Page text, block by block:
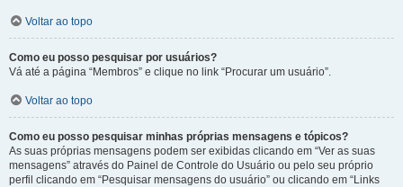
Voltar ao topo
Como eu posso pesquisar por usuários?
Vá até a página “Membros” e clique no link “Procurar um usuário”.
Voltar ao topo
Como eu posso pesquisar minhas próprias mensagens e tópicos?
As suas próprias mensagens podem ser exibidas clicando em “Ver as suas
mensagens” através do Painel de Controle do Usuário ou pelo seu próprio
perfil clicando em “Pesquisar mensagens do usuário” ou clicando em “Links